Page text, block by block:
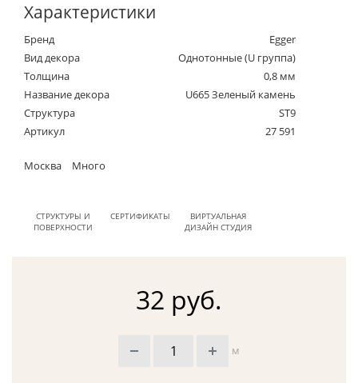
Характеристики
Бренд
Egger
Вид декора
Однотонные (U группа)
Толщина
0,8 мм
Название декора
U665 Зеленый камень
Структура
ST9
Артикул
27 591
Москва Много
СТРУКТУРЫ И
ПОВЕРХНОСТИ
СЕРТИФИКАТЫ
ВИРТУАЛЬНАЯ
ДИЗАЙН СТУДИЯ
32 руб.
м